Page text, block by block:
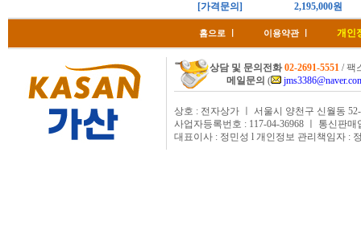
[가격문의]
2,195,000원
홈으로 이용약관 개인
상담 및 문의전화02-2691-5551/ 팩
메일문의 (
상호 : 전자상가 ㅣ 서울시 양천구 신월동
사업자등록번호 : 117-04-36968 ㅣ 통신판매
대표이사 : 정민성 l 개인정보 관리책임자 :